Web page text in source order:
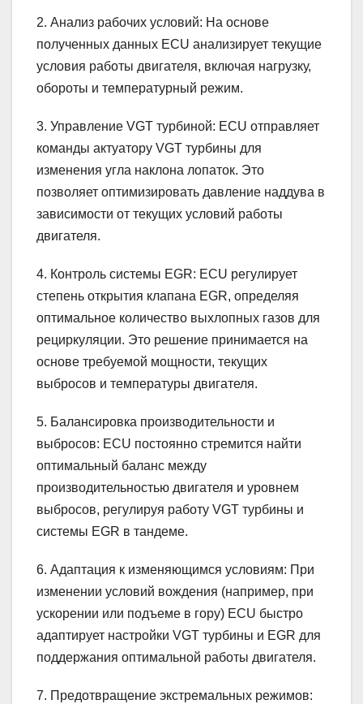
2. Анализ рабочих условий: На основе
полученных данных ECU анализирует текущие
условия работы двигателя, включая нагрузку,
обороты и температурный режим.
3. Управление VGT турбиной: ECU отправляет
команды актуатору VGT турбины для
изменения угла наклона лопаток. Это
позволяет оптимизировать давление наддува в
зависимости от текущих условий работы
двигателя.
4. Контроль системы EGR: ECU регулирует
степень открытия клапана EGR, определяя
оптимальное количество выхлопных газов для
рециркуляции. Это решение принимается на
основе требуемой мощности, текущих
выбросов и температуры двигателя.
5. Балансировка производительности и
выбросов: ECU постоянно стремится найти
оптимальный баланс между
производительностью двигателя и уровнем
выбросов, регулируя работу VGT турбины и
системы EGR в тандеме.
6. Адаптация к изменяющимся условиям: При
изменении условий вождения (например, при
ускорении или подъеме в гору) ECU быстро
адаптирует настройки VGT турбины и EGR для
поддержания оптимальной работы двигателя.
7. Предотвращение экстремальных режимов: